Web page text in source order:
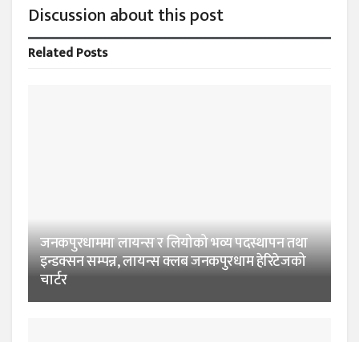
Discussion about this post
RelatedPosts
जनकपुरधाममा लायन्स र लियोको भव्य पदस्थापन तथा
इन्डक्सन सम्पन्न, लायन्स क्लब जनकपुरधाम हेरिटेजको
चार्टर